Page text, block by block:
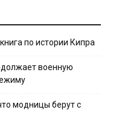
по истории Кипра
военную
модницы берут с